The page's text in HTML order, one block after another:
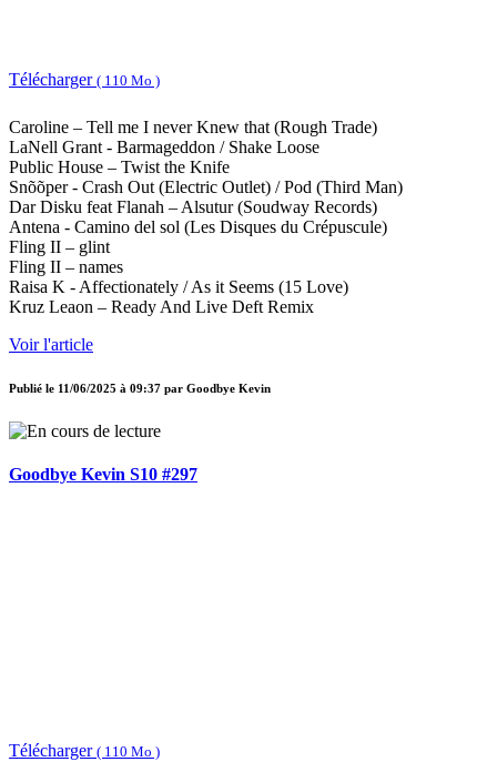
Télécharger ( 110 Mo )
Caroline – Tell me I never Knew that (Rough Trade)
LaNell Grant - Barmageddon / Shake Loose
Public House – Twist the Knife
Snõõper - Crash Out (Electric Outlet) / Pod (Third Man)
Dar Disku feat Flanah – Alsutur (Soudway Records)
Antena - Camino del sol (Les Disques du Crépuscule)
Fling II – glint
Fling II – names
Raisa K - Affectionately / As it Seems (15 Love)
Kruz Leaon – Ready And Live Deft Remix
Voir l'article
Publié le 11/06/2025 à 09:37 par Goodbye Kevin
Goodbye Kevin S10 #297
Télécharger ( 110 Mo )